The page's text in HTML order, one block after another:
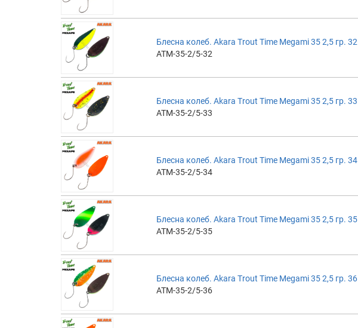
Блесна колеб. Akara Trout Time Megami 35 2,5 гр. 32
ATM-35-2/5-32
Блесна колеб. Akara Trout Time Megami 35 2,5 гр. 33
ATM-35-2/5-33
Блесна колеб. Akara Trout Time Megami 35 2,5 гр. 34
ATM-35-2/5-34
Блесна колеб. Akara Trout Time Megami 35 2,5 гр. 35
ATM-35-2/5-35
Блесна колеб. Akara Trout Time Megami 35 2,5 гр. 36
ATM-35-2/5-36